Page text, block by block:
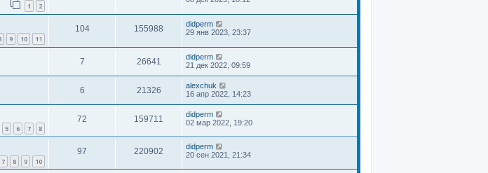
1 2
9 10 11
104 155988
didperm
29 янв 2023, 23:37
7 26641
didperm
21 дек 2022, 09:59
6 21326
alexchuk
16 апр 2022, 14:23
5 6 7 8
72 159711
didperm
02 мар 2022, 19:20
7 8 9 10
97 220902
didperm
20 сен 2021, 21:34